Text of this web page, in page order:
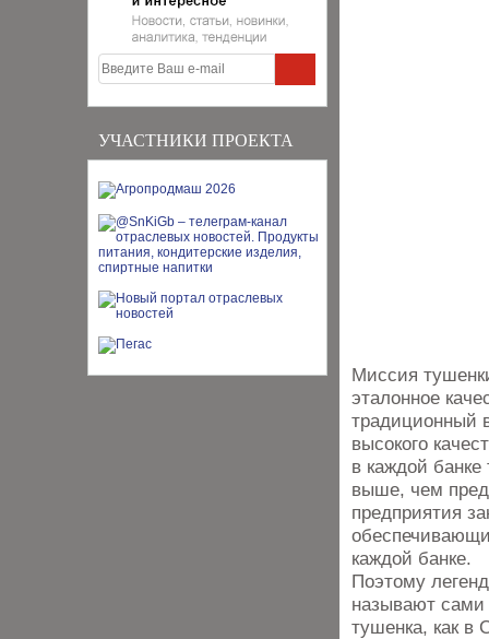
УЧАСТНИКИ ПРОЕКТА
Миссия
эталонное
традиционный
высокого
в каждой
выше, чем
предприятия
каждой банке.
Поэтому
называют сами
тушенка, как в